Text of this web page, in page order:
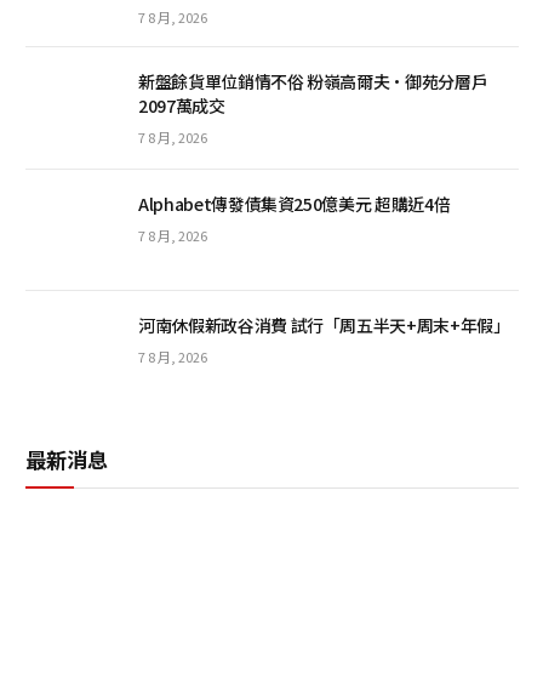
7 8 月, 2026
新盤餘貨單位銷情不俗 粉嶺高爾夫·御苑分層戶
2097萬成交
7 8 月, 2026
Alphabet傳發債集資250億美元 超購近4倍
7 8 月, 2026
河南休假新政谷消費 試行「周五半天+周末+年假」
7 8 月, 2026
最新消息